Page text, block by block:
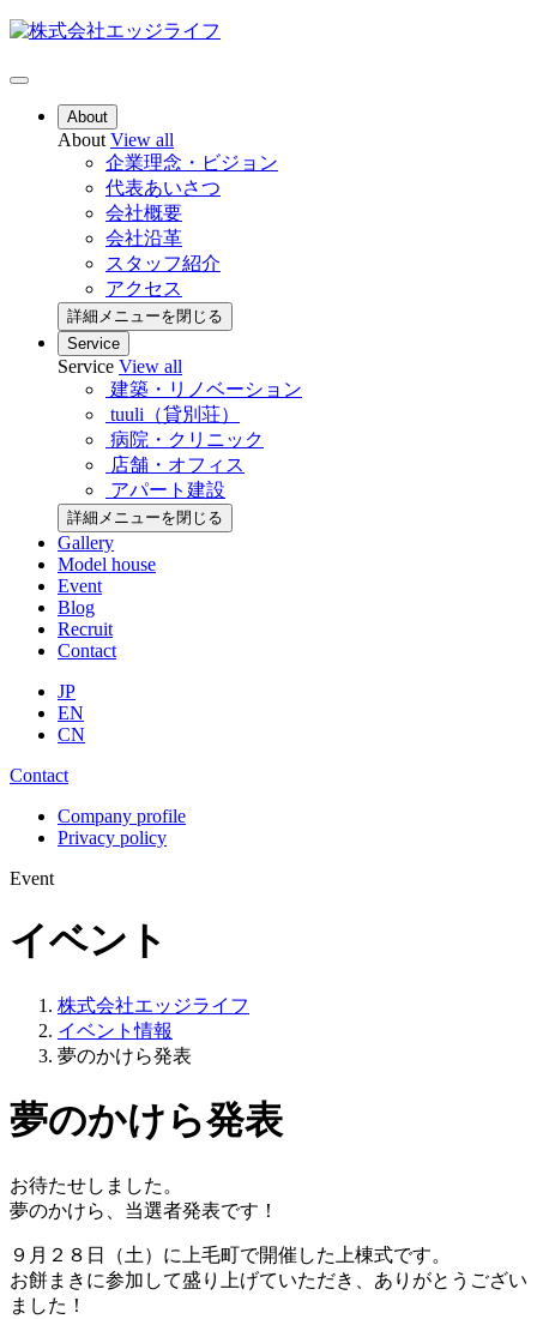
About
About View all
企業理念・ビジョン
代表あいさつ
会社概要
会社沿革
スタッフ紹介
アクセス
詳細メニューを閉じる
Service
Service View all
建築・リノベーション
tuuli（貸別荘）
病院・クリニック
店舗・オフィス
アパート建設
詳細メニューを閉じる
Gallery
Model house
Event
Blog
Recruit
Contact
JP
EN
CN
Contact
Company profile
Privacy policy
Event
イベント
株式会社エッジライフ
イベント情報
夢のかけら発表
夢のかけら発表
お待たせしました。
夢のかけら、当選者発表です！
９月２８日（土）に上毛町で開催した上棟式です。
お餅まきに参加して盛り上げていただき、ありがとうござい
ました！